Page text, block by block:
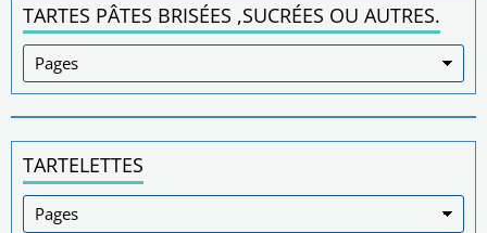
TARTES PÂTES BRISÉES ,SUCRÉES OU AUTRES.
TARTELETTES